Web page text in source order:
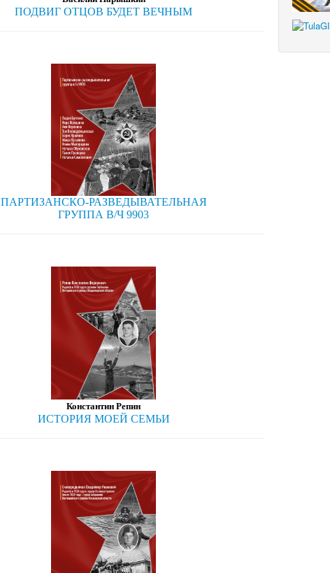
ПОДВИГ ОТЦОВ БУДЕТ ВЕЧНЫМ
ПАРТИЗАНСКО-РАЗВЕДЫВАТЕЛЬНАЯ
ГРУППА В/Ч 9903
Константин Репин
ИСТОРИЯ МОЕЙ СЕМЬИ